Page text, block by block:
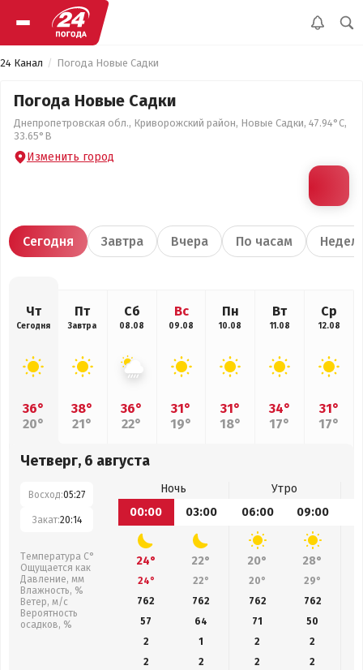
24 Канал Погода Новые Садки
Погода Новые Садки
Днепропетровская обл., Криворожский район, Новые Садки, 47.94°С,
33.65°В
Изменить город
Сегодня Завтра Вчера По часам
Чт
Сегодня
36°
20°
Пт
Завтра
38°
21°
Сб
08.08
36°
22°
Вс
09.08
31°
19°
Пн
10.08
31°
18°
Вт
11.08
34°
17°
Ср
12.08
31°
17°
Четверг, 6 августа
Восход:05:27
Закат:20:14
Температура С°
Ощущается как
Давление, мм
Влажность, %
Ветер, м/с
Вероятность
осадков, %
Ночь
Утро
00:00
03:00 06:00 09:00
24° 22° 20° 28°
24° 22° 20° 29°
762
762 762 762
57
64 71
50
2
1 2
2
2
2 2 2